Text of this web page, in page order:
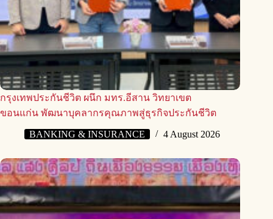
กรุงเทพประกันชีวิต ผนึก มทร.อีสาน วิทยาเขต
ขอนแก่น พัฒนาบุคลากรคุณภาพสู่ธุรกิจประกันชีวิต
BANKING & INSURANCE 4 August 2026